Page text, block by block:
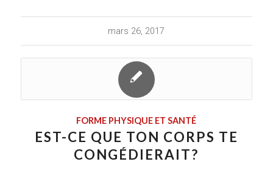
mars 26, 2017
FORME PHYSIQUE ET SANTÉ
EST-CE QUE TON CORPS TE
CONGÉDIERAIT?